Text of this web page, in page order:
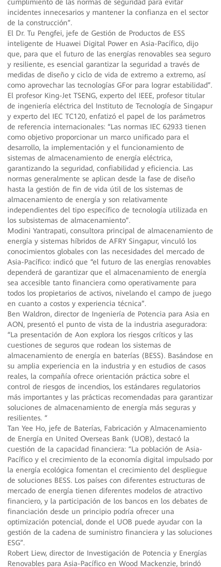
cumplimiento de las normas de seguridad para evitar
incidentes innecesarios y mantener la confianza en el sector
de la construcción”.
El Dr. Tu Pengfei, jefe de Gestión de Productos de ESS
inteligente de Huawei Digital Power en Asia-Pacífico, dijo
que, para que el futuro de las energías renovables sea seguro
y resiliente, es esencial garantizar la seguridad a través de
medidas de diseño y ciclo de vida de extremo a extremo, así
como aprovechar las tecnologías GFor para lograr estabilidad”.
El profesor King-Jet TSENG, experto del IEEE, profesor titular
de ingeniería eléctrica del Instituto de Tecnología de Singapur
y experto del IEC TC120, enfatizó el papel de los parámetros
de referencia internacionales: “Las normas IEC 62933 tienen
como objetivo proporcionar un marco unificado para el
desarrollo, la implementación y el funcionamiento de
sistemas de almacenamiento de energía eléctrica,
garantizando la seguridad, confiabilidad y eficiencia. Las
normas generalmente se aplican desde la fase de diseño
hasta la gestión de fin de vida útil de los sistemas de
almacenamiento de energía y son relativamente
independientes del tipo específico de tecnología utilizada en
los subsistemas de almacenamiento”.
Modini Yantrapati, consultora principal de almacenamiento de
energía y sistemas híbridos de AFRY Singapur, vinculó los
conocimientos globales con las necesidades del mercado de
Asia-Pacífico: indicó que “el futuro de las energías renovables
dependerá de garantizar que el almacenamiento de energía
sea accesible tanto financiera como operativamente para
todos los propietarios de activos, nivelando el campo de juego
en cuanto a costos y experiencia técnica”.
Ben Waldron, director de Ingeniería de Potencia para Asia en
AON, presentó el punto de vista de la industria aseguradora:
“La presentación de Aon explora los riesgos críticos y las
cuestiones de seguros que rodean los sistemas de
almacenamiento de energía en baterías (BESS). Basándose en
su amplia experiencia en la industria y en estudios de casos
reales, la compañía ofrece orientación práctica sobre el
control de riesgos de incendios, los estándares regulatorios
más importantes y las prácticas recomendadas para garantizar
soluciones de almacenamiento de energía más seguras y
resilientes. “
Tan Yee Ho, jefe de Baterías, Fabricación y Almacenamiento
de Energía en United Overseas Bank (UOB), destacó la
cuestión de la capacidad financiera: “La población de Asia-
Pacífico y el crecimiento de la economía digital impulsado por
la energía ecológica fomentan el crecimiento del despliegue
de soluciones BESS. Los países con diferentes estructuras de
mercado de energía tienen diferentes modelos de atractivo
financiero, y la participación de los bancos en los debates de
financiación desde un principio podría ofrecer una
optimización potencial, donde el UOB puede ayudar con la
gestión de la cadena de suministro financiera y las soluciones
ESG”.
Robert Liew, director de Investigación de Potencia y Energías
Renovables para Asia-Pacífico en Wood Mackenzie, brindó